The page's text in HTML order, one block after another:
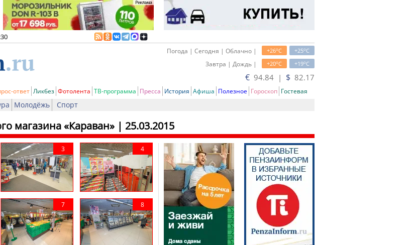
+25oC
+26oC
Погода | Сегодня | Облачно |
+19oC
+20oC
Завтра | Дождь |
€ 94.84 | $ 82.17
ответ Ликбез Фотолента ТВ-программа Пресса История Афиша Полезное Гороскоп Гостевая
Молодёжь Спорт
магазина «Караван» | 25.03.2015